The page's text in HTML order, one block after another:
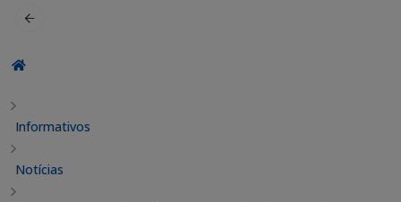
Informativos
Notícias